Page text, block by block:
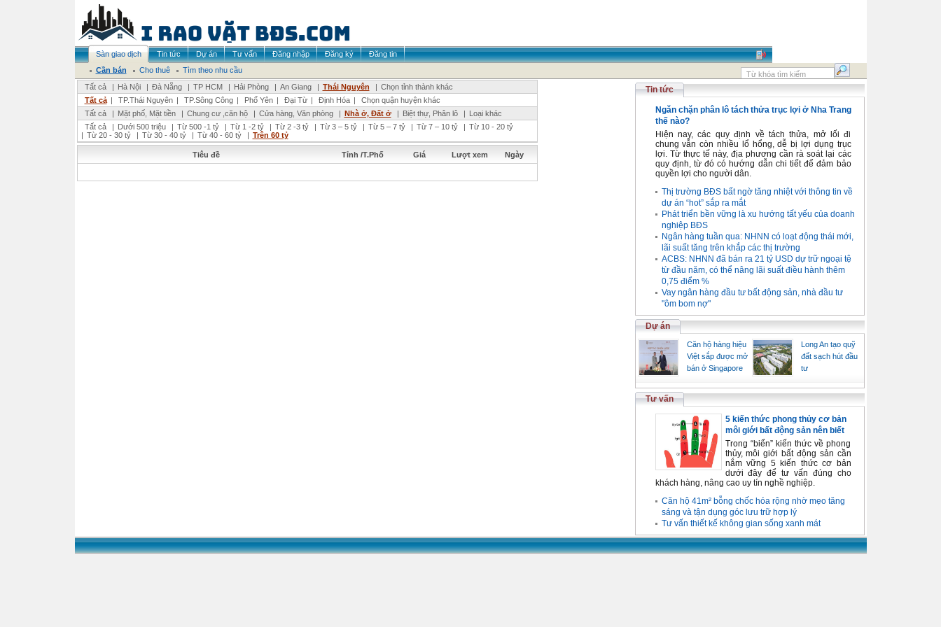
Sàn giao dịch Tin tức Dự án Tư vấn Đăng nhập Đăng ký
Đăng tin
Cần bán
Cho thuê
Tìm theo nhu cầu
Tất cả
| Hà Nội | Đà Nẵng | TP HCM | Hải Phòng | An Giang | Thái Nguyên | Chọn tỉnh thành khác
Tất cả | TP.Thái Nguyên | TP.Sông Công | Phổ Yên | Đại Từ | Định Hóa |
Chọn quận huyện khác
Tất cả
| Mặt phố, Mặt tiền | Chung cư ,căn hộ | Cửa hàng, Văn phòng | Nhà ở, Đất ở | Biệt thự, Phân lô | Loại khác
Tất cả
| Dưới 500 triệu | Từ 500 -1 tỷ | Từ 1 -2 tỷ | Từ 2 -3 tỷ | Từ 3 – 5 tỷ | Từ 5 – 7 tỷ | Từ 7 – 10 tỷ | Từ 10 - 20 tỷ
| Từ 20 - 30 tỷ | Từ 30 - 40 tỷ | Từ 40 - 60 tỷ | Trên 60 tỷ
Tiêu đề Tỉnh /T.Phố Giá Lượt xem Ngày
Tin tức
Ngăn chặn phân lô tách thửa trục lợi ở Nha Trang
thế nào?
Hiện nay, các quy định về tách thửa, mở lối đi
chung vẫn còn nhiều lổ hổng, dễ bị lợi dụng trục
lợi. Từ thực tế này, địa phương cần rà soát lại các
quy định, từ đó có hướng dẫn chi tiết để đảm bảo
quyền lợi cho người dân.
Thị trường BĐS bất ngờ tăng nhiệt với thông tin về
dự án “hot” sắp ra mắt
Phát triển bền vững là xu hướng tất yếu của doanh
nghiệp BĐS
Ngân hàng tuần qua: NHNN có loạt động thái mới,
lãi suất tăng trên khắp các thị trường
ACBS: NHNN đã bán ra 21 tỷ USD dự trữ ngoại tệ
từ đầu năm, có thể nâng lãi suất điều hành thêm
0,75 điểm %
Vay ngân hàng đầu tư bất động sản, nhà đầu tư
"ôm bom nợ"
Dự án
Căn hộ hàng hiệu
Việt sắp được mở
bán ở Singapore
Long An tạo quỹ
đất sạch hút đầu
tư
Tư vấn
5 kiến thức phong thủy cơ bản
môi giới bất động sản nên biết
Trong “biển” kiến thức về phong
thủy, môi giới bất động sản cần
nắm vững 5 kiến thức cơ bản
dưới đây để tư vấn đúng cho
khách hàng, nâng cao uy tín nghề nghiệp.
Căn hộ 41m² bỗng chốc hóa rộng nhờ mẹo tăng
sáng và tận dụng góc lưu trữ hợp lý
Tư vấn thiết kế không gian sống xanh mát